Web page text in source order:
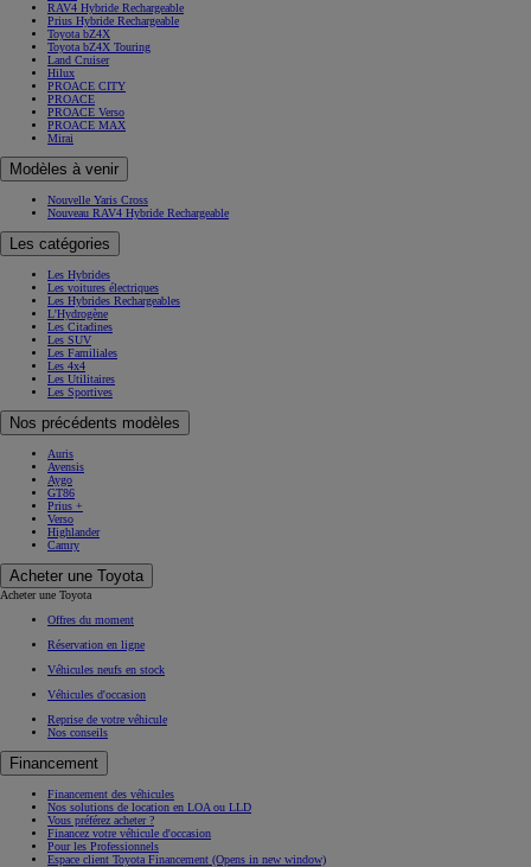
RAV4 Hybride Rechargeable
Prius Hybride Rechargeable
Toyota bZ4X
Toyota bZ4X Touring
Land Cruiser
Hilux
PROACE CITY
PROACE
PROACE Verso
PROACE MAX
Mirai
Modèles à venir
Nouvelle Yaris Cross
Nouveau RAV4 Hybride Rechargeable
Les catégories
Les Hybrides
Les voitures électriques
Les Hybrides Rechargeables
L'Hydrogène
Les Citadines
Les SUV
Les Familiales
Les 4x4
Les Utilitaires
Les Sportives
Nos précédents modèles
Auris
Avensis
Aygo
GT86
Prius +
Verso
Highlander
Camry
Acheter une Toyota
Acheter une Toyota
Offres du moment
Réservation en ligne
Véhicules neufs en stock
Véhicules d'occasion
Reprise de votre véhicule
Nos conseils
Financement
Financement des véhicules
Nos solutions de location en LOA ou LLD
Vous préférez acheter ?
Financez votre véhicule d'occasion
Pour les Professionnels
Espace client Toyota Financement (Opens in new window)